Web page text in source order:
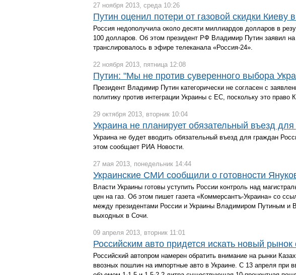
27 ноября 2013, среда 10:26
Путин оценил потери от газовой скидки Киеву
Россия недополучила около десяти миллиардов долларов в
100 долларов. Об этом президент РФ Владимир Путин заявил
транслировалось в эфире телеканала «Россия-24».
22 ноября 2013, пятница 12:08
Путин: "Мы не против суверенного выбора
Президент Владимир Путин категорически не согласен с
политику против интеграции Украины с ЕС, поскольку это право
29 октября 2013, вторник 10:04
Украина не планирует обязательный въезд
Украина не будет вводить обязательный въезд для граждан
этом сообщает РИА Новости.
27 мая 2013, понедельник 14:44
Украинские СМИ сообщили о готовности
Власти Украины готовы уступить России контроль над
цен на газ. Об этом пишет газета «Коммерсантъ-Украина» со
между президентами России и Украины Владимиром Путиным и
выходных в Сочи.
09 апреля 2013, вторник 11:01
Российским авто придется искать новый
Российский автопром намерен обратить внимание на рынки
ввозных пошлин на импортные авто в Украине. С 13 апреля при